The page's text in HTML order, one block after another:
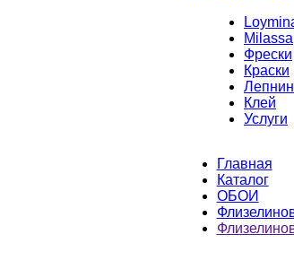
Milassa
Фрески
Краски
Клей
Услуги
Главная
Каталог
ОБОИ